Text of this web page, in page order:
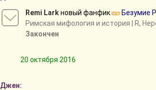
Remi Larkновый фанфик
Безумие
Римская мифология и история | R,
Закончен
20 октября 2016
Джен: